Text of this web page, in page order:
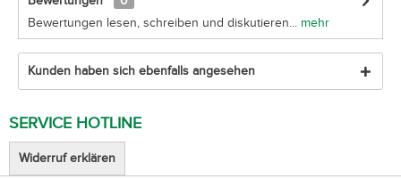
Bewertungen lesen, schreiben und diskutieren... mehr
Kunden haben sich ebenfalls angesehen
SERVICE HOTLINE
Widerruf erklären